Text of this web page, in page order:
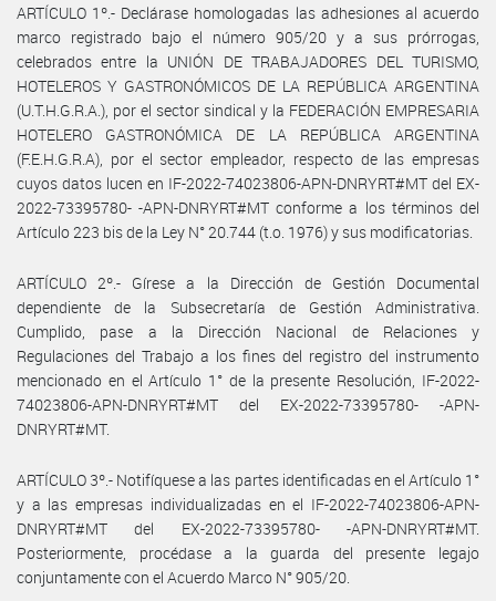
ARTÍCULO 1º.- Declárase homologadas las adhesiones al acuerdo
marco registrado bajo el número 905/20 y a sus prórrogas,
celebrados entre la UNIÓN DE TRABAJADORES DEL TURISMO,
HOTELEROS Y GASTRONÓMICOS DE LA REPÚBLICA ARGENTINA
(U.T.H.G.R.A.), por el sector sindical y la FEDERACIÓN EMPRESARIA
HOTELERO GASTRONÓMICA DE LA REPÚBLICA ARGENTINA
(F.E.H.G.R.A), por el sector empleador, respecto de las empresas
cuyos datos lucen en IF-2022-74023806-APN-DNRYRT#MT del EX-
2022-73395780- -APN-DNRYRT#MT conforme a los términos del
Artículo 223 bis de la Ley N° 20.744 (t.o. 1976) y sus modificatorias.
ARTÍCULO 2º.- Gírese a la Dirección de Gestión Documental
dependiente de la Subsecretaría de Gestión Administrativa.
Cumplido, pase a la Dirección Nacional de Relaciones y
Regulaciones del Trabajo a los fines del registro del instrumento
mencionado en el Artículo 1° de la presente Resolución, IF-2022-
74023806-APN-DNRYRT#MT del EX-2022-73395780- -APN-
DNRYRT#MT.
ARTÍCULO 3º.- Notifíquese a las partes identificadas en el Artículo 1°
y a las empresas individualizadas en el IF-2022-74023806-APN-
DNRYRT#MT del EX-2022-73395780- -APN-DNRYRT#MT.
Posteriormente, procédase a la guarda del presente legajo
conjuntamente con el Acuerdo Marco N° 905/20.